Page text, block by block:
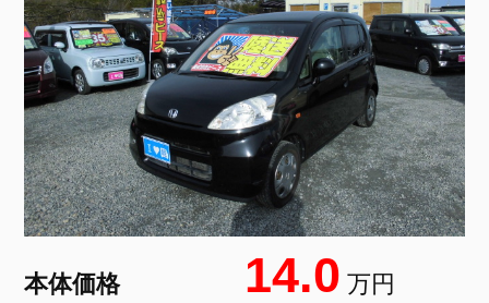
本体価格 14.0 万円